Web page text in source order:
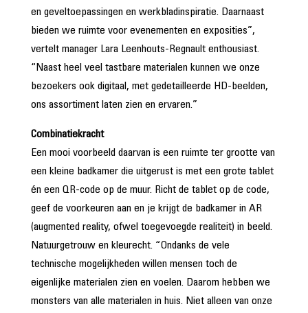
en geveltoepassingen en werkbladinspiratie. Daarnaast
bieden we ruimte voor evenementen en exposities”,
vertelt manager Lara Leenhouts-Regnault enthousiast.
“Naast heel veel tastbare materialen kunnen we onze
bezoekers ook digitaal, met gedetailleerde HD-beelden,
ons assortiment laten zien en ervaren.”
Combinatiekracht
Een mooi voorbeeld daarvan is een ruimte ter grootte van
een kleine badkamer die uitgerust is met een grote tablet
én een QR-code op de muur. Richt de tablet op de code,
geef de voorkeuren aan en je krijgt de badkamer in AR
(augmented reality, ofwel toegevoegde realiteit) in beeld.
Natuurgetrouw en kleurecht. “Ondanks de vele
technische mogelijkheden willen mensen toch de
eigenlijke materialen zien en voelen. Daarom hebben we
monsters van alle materialen in huis. Niet alleen van onze